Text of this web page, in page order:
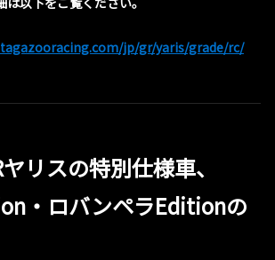
jp/gr/yaris/grade/rc/
リスの特別仕様車、
・ロバンペラEditionの